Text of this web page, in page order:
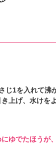
じ1を入れて沸
上げ、水けをよ
ゆでたほうが